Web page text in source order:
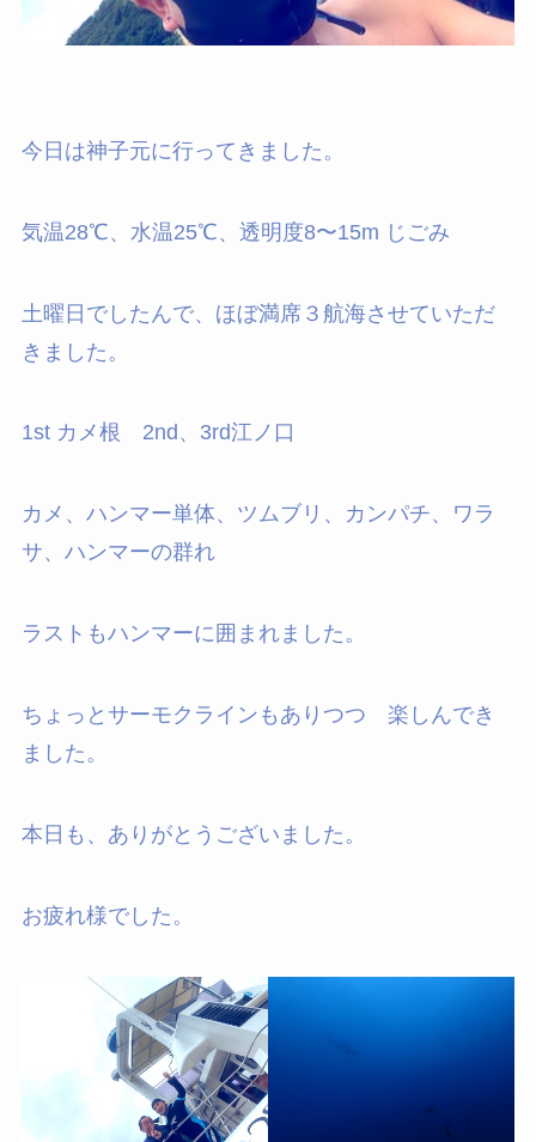
今日は神子元に行ってきました。
気温28℃、水温25℃、透明度8〜15m じごみ
土曜日でしたんで、ほぼ満席３航海させていただ
きました。
1st カメ根 2nd、3rd江ノ口
カメ、ハンマー単体、ツムブリ、カンパチ、ワラ
サ、ハンマーの群れ
ラストもハンマーに囲まれました。
ちょっとサーモクラインもありつつ 楽しんでき
ました。
本日も、ありがとうございました。
お疲れ様でした。